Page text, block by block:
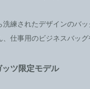
洗練されたデザインのバ
、仕事用のビジネスバッ
ツ限定モデル